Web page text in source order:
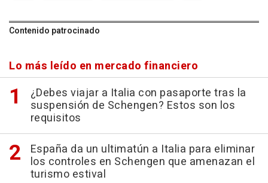
Contenido patrocinado
Lo más leído en mercado financiero
¿Debes viajar a Italia con pasaporte tras la
suspensión de Schengen? Estos son los
requisitos
España da un ultimatún a Italia para eliminar
los controles en Schengen que amenazan el
turismo estival